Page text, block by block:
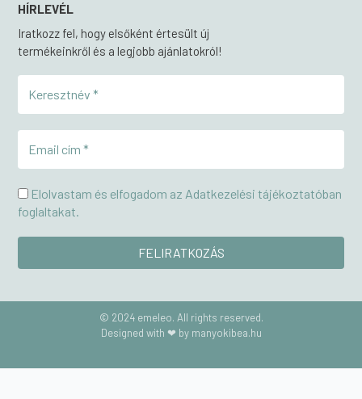
HÍRLEVÉL
Iratkozz fel, hogy elsőként értesült új
termékeinkről és a legjobb ajánlatokról!
Elolvastam és elfogadom az Adatkezelési tájékoztatóban
foglaltakat.
© 2024 emeleo. All rights reserved.
Designed with ❤ by manyokibea.hu